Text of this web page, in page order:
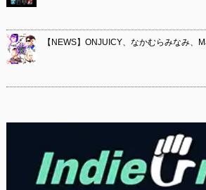
【NEWS】ONJUICY、なかむらみなみ、